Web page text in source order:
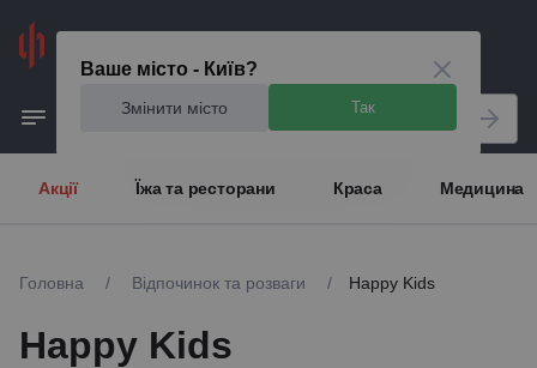
Ваше місто - Київ?
Змінити місто Так
Акції Їжа та ресторани Краса Медицина
Головна / Відпочинок та розваги / Happy Kids
Happy Kids